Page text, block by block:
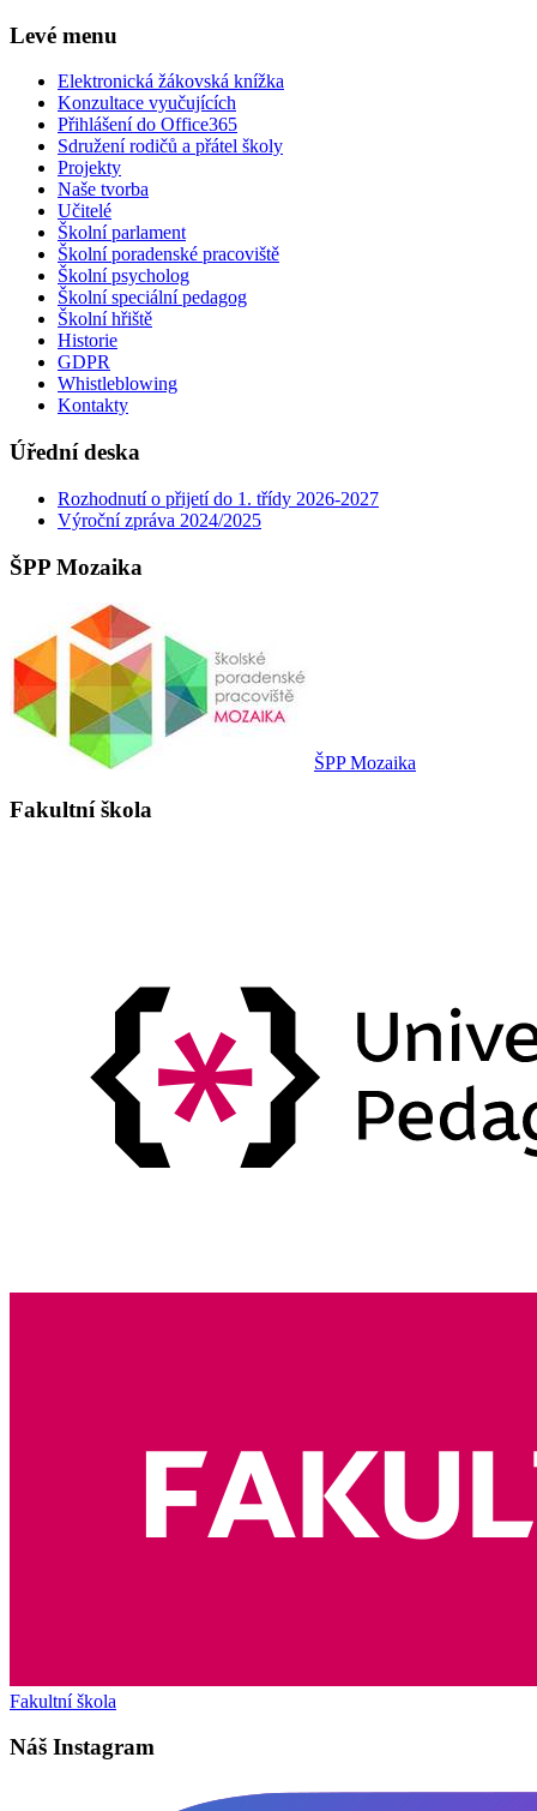
Levé menu
Elektronická žákovská knížka
Konzultace vyučujících
Přihlášení do Office365
Sdružení rodičů a přátel školy
Projekty
Naše tvorba
Učitelé
Školní parlament
Školní poradenské pracoviště
Školní psycholog
Školní speciální pedagog
Školní hřiště
Historie
GDPR
Whistleblowing
Kontakty
Úřední deska
Rozhodnutí o přijetí do 1. třídy 2026-2027
Výroční zpráva 2024/2025
ŠPP Mozaika
ŠPP Mozaika
Fakultní škola
Fakultní škola
Náš Instagram